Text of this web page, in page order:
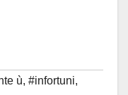
ù, #infortuni,